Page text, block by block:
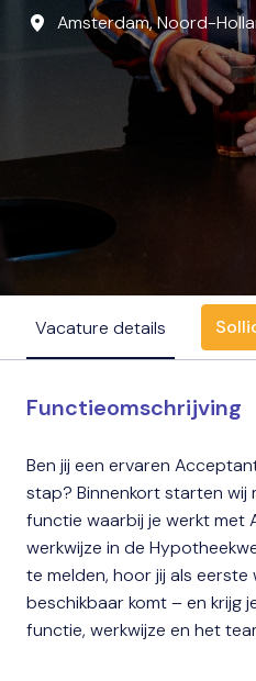
Amsterdam,Noord-
Vacature details
Functieomschrijving
Ben jij een ervaren
stap? Binnenkort starten wij
functie waarbij je werkt met
werkwijze in de
te melden, hoor jij als eerste
beschikbaar komt – en krijg
functie, werkwijze en het